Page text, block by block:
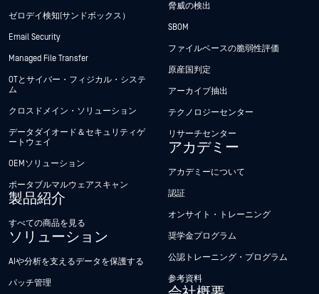
ゼロデイ検知(サンドボックス）
Email Security
Managed File Transfer
OTとサイバー・フィジカル・システ
ム
クロスドメイン・ソリューション
データダイオード＆セキュリティゲ
ートウェイ
OEMソリューション
ポータブルマルウェアスキャン
製品紹介
すべての商品を見る
ソリューション
AIや分析を支えるデータを保護する
パッチ管理
脅威の検出
SBOM
ファイルベースの脆弱性評価
原産国判定
アーカイブ抽出
テクノロジーセンター
リサーチセンター
アカデミー
アカデミーについて
認証
オンサイト・トレーニング
奨学金プログラム
公認トレーニング・プログラム
参考資料